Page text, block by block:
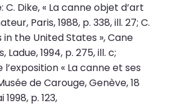
C. Dike, « La canne objet d’art
Paris, 1988, p. 338, ill. 27; C.
in the United States », Cane
Ladue, 1994, p. 275, ill. c;
« La canne et ses
de Carouge, Genève, 18
p. 123,